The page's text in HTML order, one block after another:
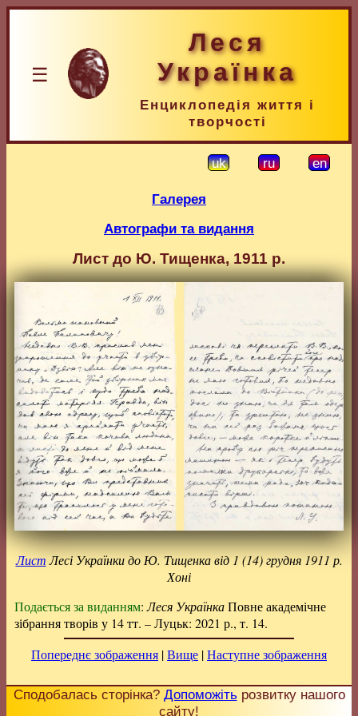
☰
Леся
Українка
Енциклопедія життя і
творчості
uk ru en
Галерея
Автографи та видання
Лист до Ю. Тищенка, 1911 р.
ЛистЛесі Українки до Ю. Тищенка від 1 (14) грудня 1911 р.
Хоні
Подається за виданням:Леся УкраїнкаПовне академічне
зібрання творів у 14 тт. – Луцьк: 2021 р., т. 14.
Попереднє зображення |Вище |Наступне зображення
Сподобалась сторінка? Допоможітьрозвитку нашого
сайту!